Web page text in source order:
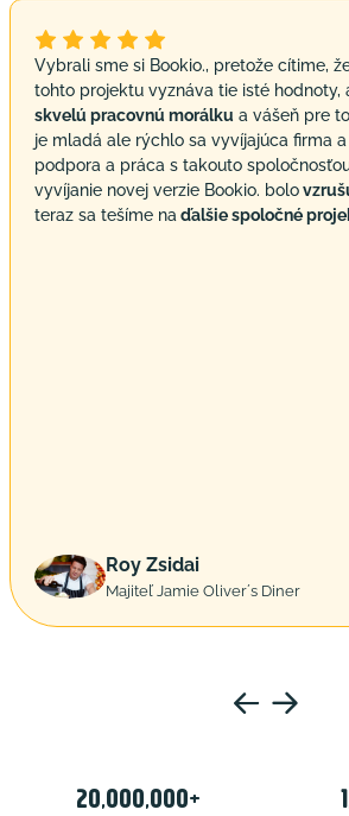
Vybrali sme si Bookio., pretože cítime,
tohto projektu vyznáva tie isté hodnoty,
skvelú pracovnú morálku a vášeň pre
je mladá ale rýchlo sa vyvíjajúca firma
podpora a práca s takouto
vyvíjanie novej verzie Bookio. bolo
teraz sa tešíme naďalšie spoločné
Roy Zsidai
Majiteľ Jamie Oliver´s Diner
20,000,000+